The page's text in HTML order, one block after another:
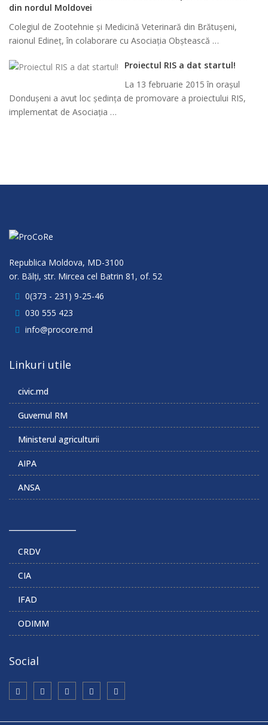
din nordul Moldovei
Colegiul de Zootehnie și Medicină Veterinară din Brătușeni,
raionul Edineț, în colaborare cu Asociația Obștească …
Proiectul RIS a dat startul!
La 13 februarie 2015 în orașul
Dondușeni a avut loc ședința de promovare a proiectului RIS,
implementat de Asociația …
Republica Moldova, MD-3100
or. Bălţi, str. Mircea cel Batrin 81, of. 52
0(373 - 231) 9-25-46
030 555 423
info@procore.md
Linkuri utile
civic.md
Guvernul RM
Ministerul agriculturii
AIPA
ANSA
CRDV
CIA
IFAD
ODIMM
Social